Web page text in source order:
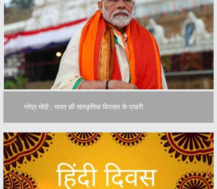
नरेंद्र मोदी : भारत की सांस्कृतिक विरासत के प्रहरी